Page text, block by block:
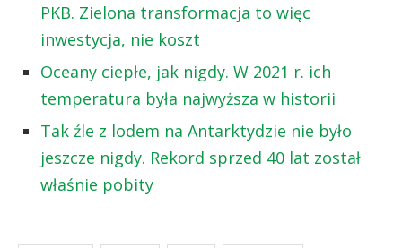
PKB. Zielona transformacja to więc
inwestycja, nie koszt
Oceany ciepłe, jak nigdy. W 2021 r. ich
temperatura była najwyższa w historii
Tak źle z lodem na Antarktydzie nie było
jeszcze nigdy. Rekord sprzed 40 lat został
właśnie pobity